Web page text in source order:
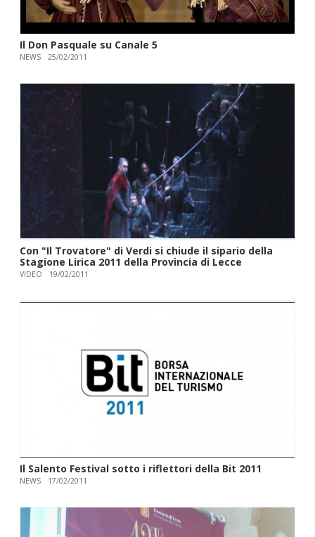
Il Don Pasquale su Canale 5
NEWS 25/02/2011
Con "Il Trovatore" di Verdi si chiude il sipario della
Stagione Lirica 2011 della Provincia di Lecce
VIDEO 19/02/2011
Il Salento Festival sotto i riflettori della Bit 2011
NEWS 17/02/2011